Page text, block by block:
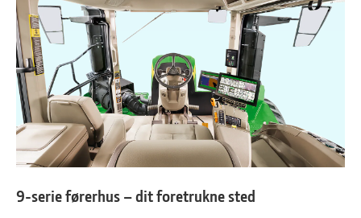
9-serie førerhus – dit foretrukne sted